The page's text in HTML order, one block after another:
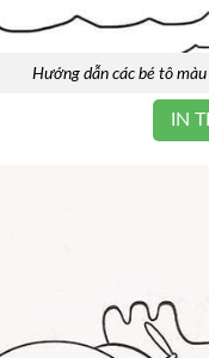
Hướng dẫn các bé tô
IN